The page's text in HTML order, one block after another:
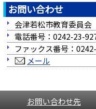
お問い合わせ
会津若松市教育委員
電話番号：0242-23-
ファックス番号：
メール
お問い合わせ先